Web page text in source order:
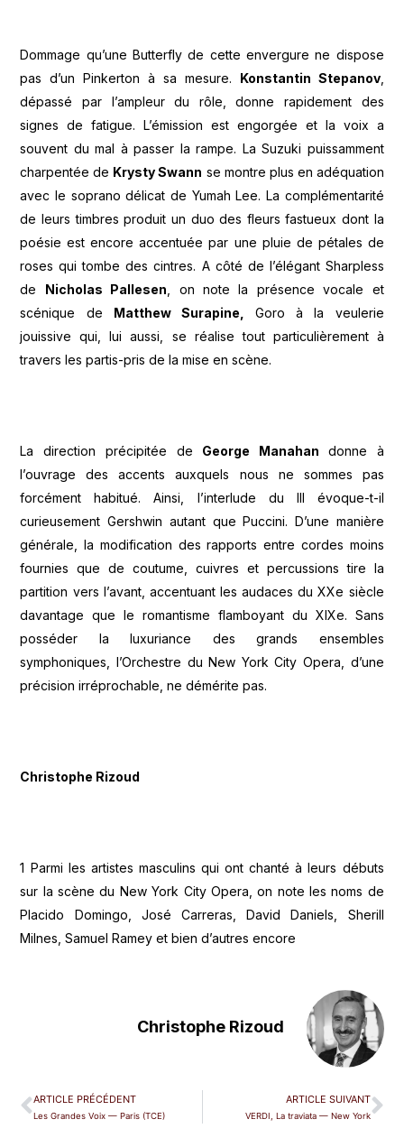
Dommage qu’une Butterfly de cette envergure ne dispose
pas d’un Pinkerton à sa mesure. Konstantin Stepanov,
dépassé par l’ampleur du rôle, donne rapidement des
signes de fatigue. L’émission est engorgée et la voix a
souvent du mal à passer la rampe. La Suzuki puissamment
charpentée de Krysty Swann se montre plus en adéquation
avec le soprano délicat de Yumah Lee. La complémentarité
de leurs timbres produit un duo des fleurs fastueux dont la
poésie est encore accentuée par une pluie de pétales de
roses qui tombe des cintres. A côté de l’élégant Sharpless
de Nicholas Pallesen , on note la présence vocale et
scénique de Matthew Surapine, Goro à la veulerie
jouissive qui, lui aussi, se réalise tout particulièrement à
travers les partis-pris de la mise en scène.
La direction précipitée de George Manahan donne à
l’ouvrage des accents auxquels nous ne sommes pas
forcément habitué. Ainsi, l’interlude du III évoque-t-il
curieusement Gershwin autant que Puccini. D’une manière
générale, la modification des rapports entre cordes moins
fournies que de coutume, cuivres et percussions tire la
partition vers l’avant, accentuant les audaces du XXe siècle
davantage que le romantisme flamboyant du XIXe. Sans
posséder la luxuriance des grands ensembles
symphoniques, l’Orchestre du New York City Opera, d’une
précision irréprochable, ne démérite pas.
Christophe Rizoud
1 Parmi les artistes masculins qui ont chanté à leurs débuts
sur la scène du New York City Opera, on note les noms de
Placido Domingo, José Carreras, David Daniels, Sherill
Milnes, Samuel Ramey et bien d’autres encore
Christophe Rizoud
ARTICLE PRÉCÉDENT
Les Grandes Voix — Paris (TCE)
ARTICLE SUIVANT
VERDI, La traviata — New York